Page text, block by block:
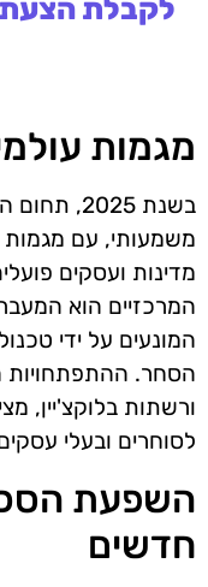
לקבלת הצעת
מגמות
בשנת
משמעותי, עם
מדינות ועסקים
המרכזיים הוא
המונעים על ידי
הסחר. ההתפתחויות
ורשתות בלוקצ'יין,
לסוחרים ובעלי
השפעת
חדשים